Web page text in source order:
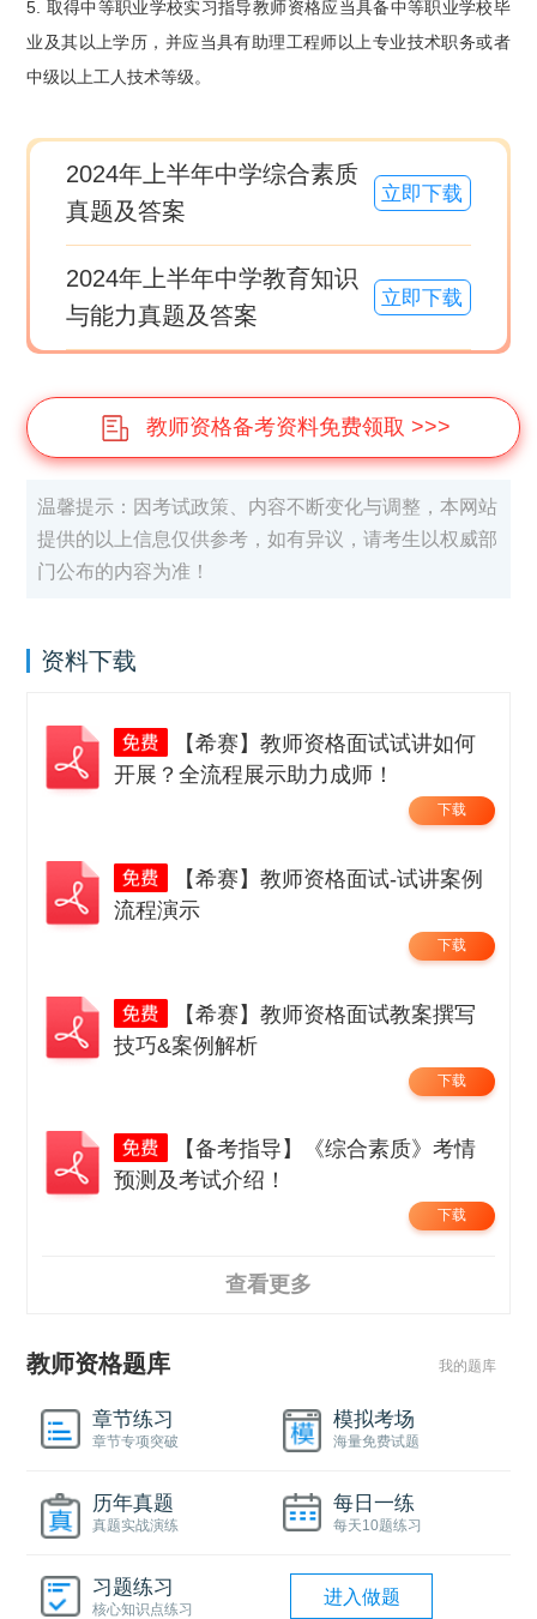
5. 取得中等职业学校实习指导教师资格应当具备中等职业学校毕
业及其以上学历，并应当具有助理工程师以上专业技术职务或者
中级以上工人技术等级。
2024年上半年中学综合素质
真题及答案
立即下载
2024年上半年中学教育知识
与能力真题及答案
立即下载
教师资格备考资料免费领取 >>>
温馨提示：因考试政策、内容不断变化与调整，本网站
提供的以上信息仅供参考，如有异议，请考生以权威部
门公布的内容为准！
资料下载
【希赛】教师资格面试试讲如何
开展？全流程展示助力成师！
下载
【希赛】教师资格面试-试讲案例
流程演示
下载
【希赛】教师资格面试教案撰写
技巧&案例解析
下载
【备考指导】《综合素质》考情
预测及考试介绍！
下载
查看更多
教师资格题库 我的题库
章节练习
章节专项突破
模拟考场
海量免费试题
历年真题
真题实战演练
每日一练
每天10题练习
习题练习
核心知识点练习
进入做题